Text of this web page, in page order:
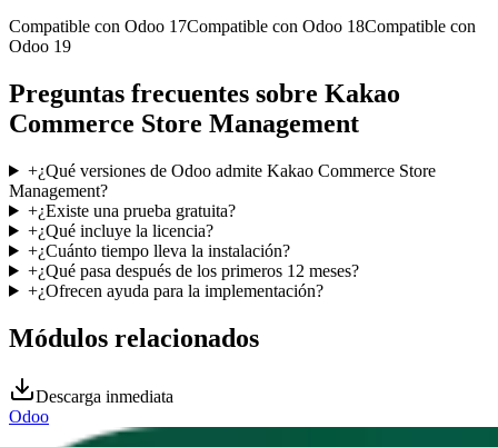
Compatible con Odoo 17Compatible con Odoo 18Compatible con
Odoo 19
Preguntas frecuentes sobre Kakao
Commerce Store Management
+¿Qué versiones de Odoo admite Kakao Commerce Store
Management?
+¿Existe una prueba gratuita?
+¿Qué incluye la licencia?
+¿Cuánto tiempo lleva la instalación?
+¿Qué pasa después de los primeros 12 meses?
+¿Ofrecen ayuda para la implementación?
Módulos relacionados
Descarga inmediata
Odoo